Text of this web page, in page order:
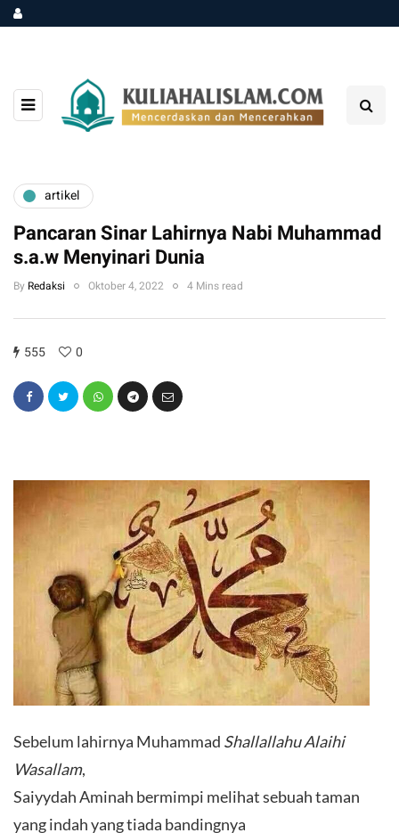
artikel
Pancaran Sinar Lahirnya Nabi Muhammad
s.a.w Menyinari Dunia
By Redaksi Oktober 4, 2022 4 Mins read
555 0
Sebelum lahirnya Muhammad Shallallahu Alaihi
Wasallam,
Saiyydah Aminah bermimpi melihat sebuah taman
yang indah yang tiada bandingnya